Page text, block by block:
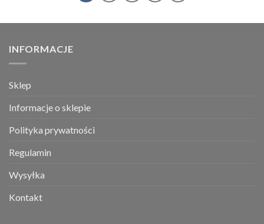
INFORMACJE
Sklep
Informacje o sklepie
Polityka prywatności
Regulamin
Wysyłka
Kontakt